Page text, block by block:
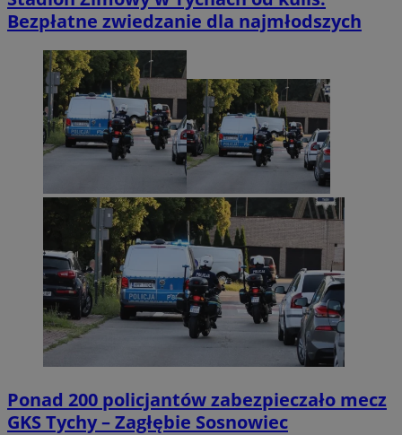
Bezpłatne zwiedzanie dla najmłodszych
Ponad 200 policjantów zabezpieczało mecz
GKS Tychy – Zagłębie Sosnowiec